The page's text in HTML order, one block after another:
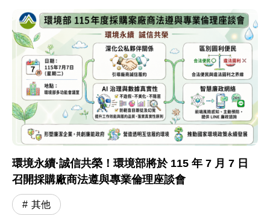
環境永續·誠信共榮！環境部將於 115 年 7 月 7 日
召開採購廠商法遵與專業倫理座談會
其他